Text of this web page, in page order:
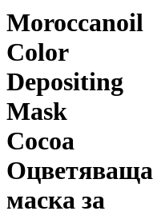
Moroccanoil
Color
Depositing
Mask
Cocoa
Оцветяваща
маска за